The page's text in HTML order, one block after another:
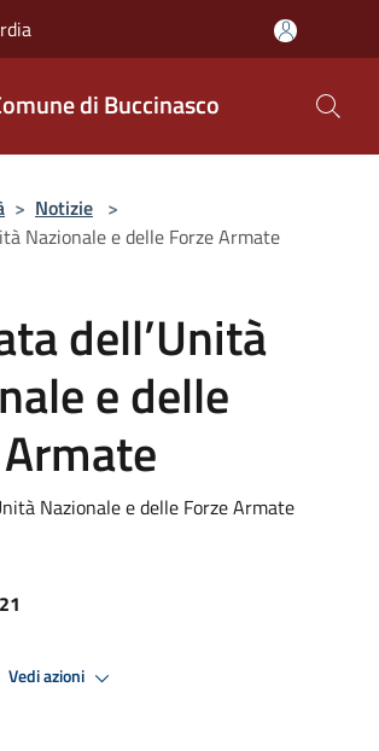
di Buccinasco
> Notizie >
Nazionale e delle Forze Armate
dell’Unità
e delle
Nazionale e delle Forze Armate
Vedi azioni